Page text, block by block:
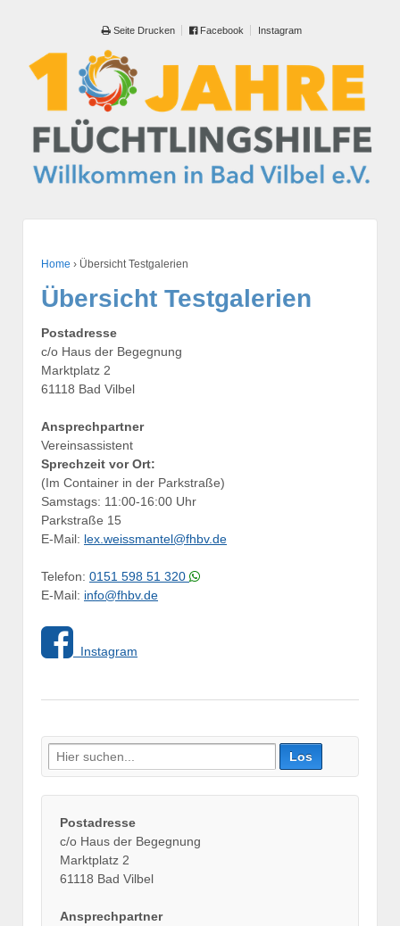
Seite Drucken Facebook Instagram
Home › Übersicht Testgalerien
Übersicht Testgalerien
Postadresse
c/o Haus der Begegnung
Marktplatz 2
61118 Bad Vilbel
Ansprechpartner
Vereinsassistent
Sprechzeit vor Ort:
(Im Container in der Parkstraße)
Samstags: 11:00-16:00 Uhr
Parkstraße 15
E-Mail: lex.weissmantel@fhbv.de
Telefon: 0151 598 51 320
E-Mail: info@fhbv.de
Instagram
Suche
nach:
Postadresse
c/o Haus der Begegnung
Marktplatz 2
61118 Bad Vilbel
Ansprechpartner